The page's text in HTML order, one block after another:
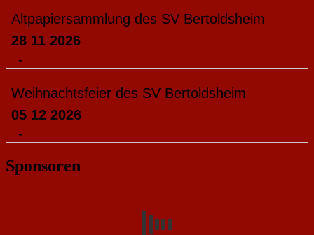
Altpapiersammlung des SV Bertoldsheim
28 11 2026
-
Weihnachtsfeier des SV Bertoldsheim
05 12 2026
-
Sponsoren